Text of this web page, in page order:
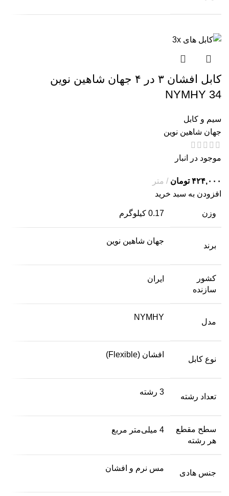
کابل افشان ۳ در ۴ جهان شاهین نوین
NYMHY 34
سیم و کابل
جهان شاهین نوین
موجود در انبار
تومان
افزودن به سبد خرید
وزن 0.17 کیلوگرم
برند
جهان شاهین نوین
کشور
سازنده
ایران
مدل
NYMHY
نوع کابل
افشان (Flexible)
تعداد رشته
3 رشته
سطح مقطع
هر رشته
4 میلی‌متر مربع
جنس هادی
مس نرم و افشان